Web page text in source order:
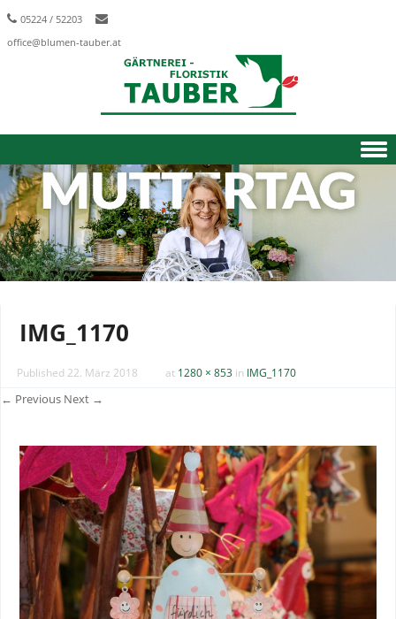
05224 / 52203
office@blumen-tauber.at
Skip to content
IMG_1170
Published 22. März 2018 at 1280 × 853 in IMG_1170
← Previous Next →